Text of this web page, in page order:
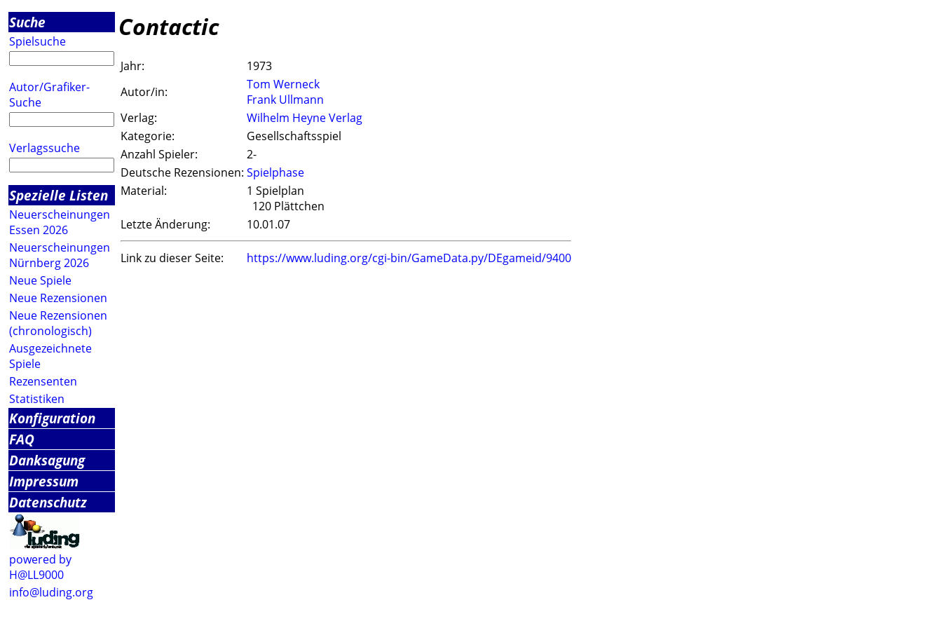
Suche
Spielsuche
Autor/Grafiker-
Suche
Verlagssuche
Spezielle Listen
Neuerscheinungen
Essen 2026
Neuerscheinungen
Nürnberg 2026
Neue Spiele
Neue Rezensionen
Neue Rezensionen
(chronologisch)
Ausgezeichnete
Spiele
Rezensenten
Statistiken
Konfiguration
FAQ
Danksagung
Impressum
Datenschutz
powered by
H@LL9000
info@luding.org
Contactic
Jahr:
1973
Autor/in:
Tom Werneck
Frank Ullmann
Verlag:
Wilhelm Heyne Verlag
Kategorie:
Gesellschaftsspiel
Anzahl Spieler:
2-
Deutsche Rezensionen: Spielphase
Material:
1 Spielplan
120 Plättchen
Letzte Änderung:
10.01.07
Link zu dieser Seite: https://www.luding.org/cgi-bin/GameData.py/DEgameid/9400